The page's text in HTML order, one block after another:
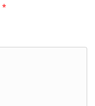
*